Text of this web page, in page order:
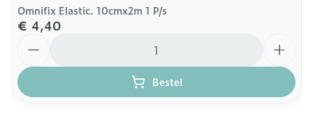
Omnifix Elastic. 10cmx2m 1 P/s
€ 4,40
Bestel